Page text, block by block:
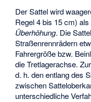
Der Sattel wird
Regel 4 bis 15 cm)
Überhöhung. Die
Straßenrennrädern
Fahrergröße bzw.
die Tretlagerachse.
d. h. den entlang des
zwischen
unterschiedliche